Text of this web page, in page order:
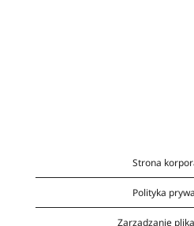
Strona
Polityka
Zarządzanie